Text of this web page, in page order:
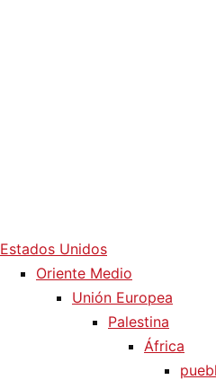
Estados Unidos
Oriente Medio
Unión Europea
Palestina
África